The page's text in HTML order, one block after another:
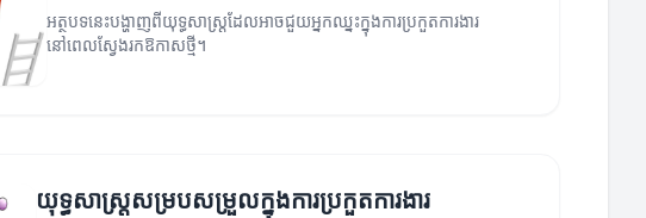
អត្ថបទនេះបង្ហាញពីយុទ្ធសាស្ត្រដែលអាចជួយអ្នកឈ្នះក្នុងការប្រកួតការងារ
នៅពេលស្វែងរកឱកាសថ្មី។
យុទ្ធសាស្ត្រសម្របសម្រួលក្នុងការប្រកួតការងារ